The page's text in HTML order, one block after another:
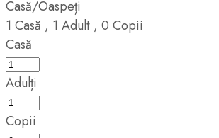
Casă/Oaspeți
1 Casă , 1 Adult , 0 Copii
Casă
Adulți
Copii